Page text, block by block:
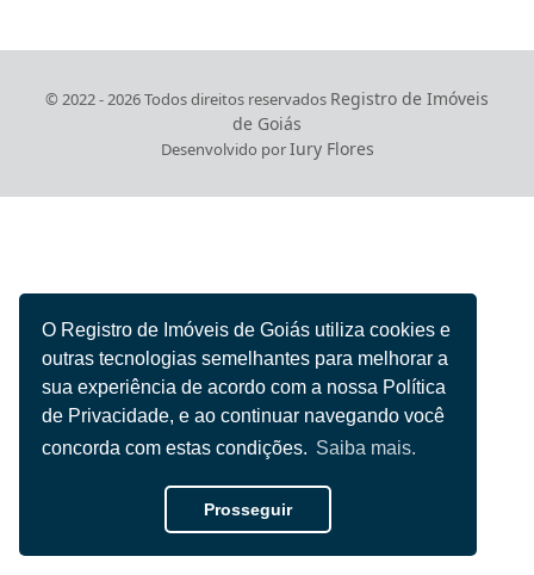
O Registro de Imóveis de Goiás utiliza cookies e
outras tecnologias semelhantes para melhorar a
sua experiência de acordo com a nossa Política
de Privacidade, e ao continuar navegando você
concorda com estas condições. Saiba mais.
Prosseguir
© 2022 - 2026 Todos direitos reservados Registro de Imóveis
de Goiás
Desenvolvido porIury Flores